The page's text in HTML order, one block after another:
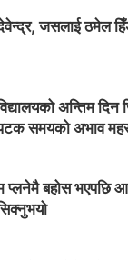
जसलाई ठमेल
अन्तिम दिन
समयको अभाव
प्लनेमै बहोस भएपछि